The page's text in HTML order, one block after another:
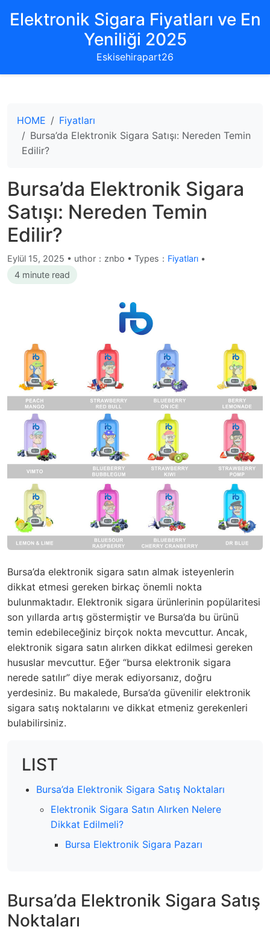
Elektronik Sigara Fiyatları ve En
Yeniliği 2025
Eskisehirapart26
HOME
Fiyatları
Bursa’da Elektronik Sigara Satışı: Nereden Temin
Edilir?
Bursa’da Elektronik Sigara
Satışı: Nereden Temin
Edilir?
Eylül 15, 2025 • uthor：znbo • Types： Fiyatları •
4 minute read
Bursa’da elektronik sigara satın almak isteyenlerin
dikkat etmesi gereken birkaç önemli nokta
bulunmaktadır. Elektronik sigara ürünlerinin popülaritesi
son yıllarda artış göstermiştir ve Bursa’da bu ürünü
temin edebileceğiniz birçok nokta mevcuttur. Ancak,
elektronik sigara satın alırken dikkat edilmesi gereken
hususlar mevcuttur. Eğer “bursa elektronik sigara
nerede satılır” diye merak ediyorsanız, doğru
yerdesiniz. Bu makalede, Bursa’da güvenilir elektronik
sigara satış noktalarını ve dikkat etmeniz gerekenleri
bulabilirsiniz.
LIST
Bursa’da Elektronik Sigara Satış Noktaları
Elektronik Sigara Satın Alırken Nelere
Dikkat Edilmeli?
Bursa Elektronik Sigara Pazarı
Bursa’da Elektronik Sigara Satış
Noktaları